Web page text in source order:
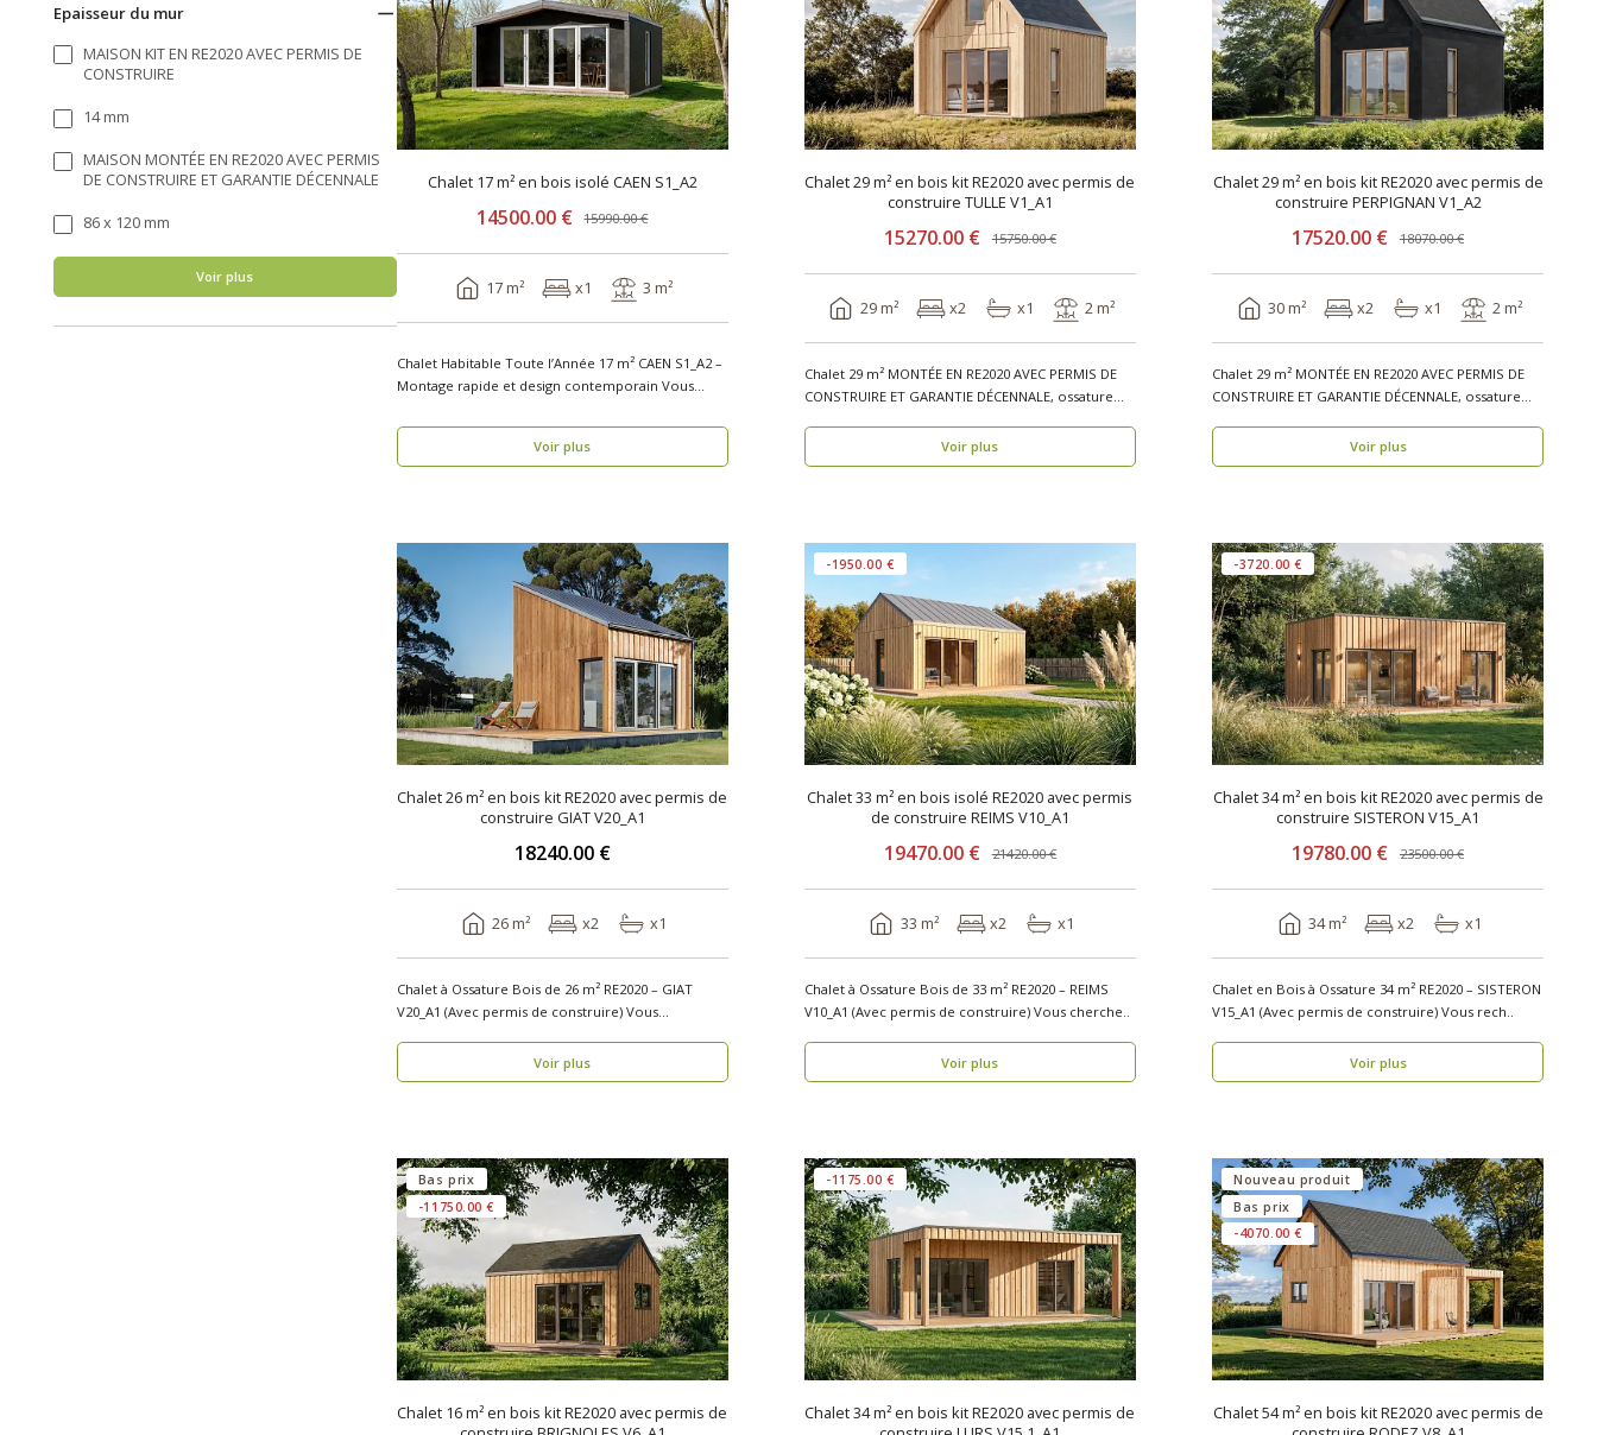
Epaisseur du mur
MAISON KIT EN RE2020 AVEC PERMIS DE
CONSTRUIRE
14 mm
MAISON MONTÉE EN RE2020 AVEC PERMIS
DE CONSTRUIRE ET GARANTIE DÉCENNALE
86 x 120 mm
Voir plus
Chalet 17 m² en bois isolé CAEN S1_A2
14500.00 € 15990.00 €
17 m² x1 3 m²
Chalet Habitable Toute l’Année 17 m² CAEN S1_A2 –
Montage rapide et design contemporain Vous
Voir plus
Chalet 29 m² en bois kit RE2020 avec permis de
construire TULLE V1_A1
15270.00 € 15750.00 €
29 m² x2 x1 2 m²
Chalet 29 m² MONTÉE EN RE2020 AVEC PERMIS DE
CONSTRUIRE ET GARANTIE DÉCENNALE, ossature
Voir plus
Chalet 29 m² en bois kit RE2020 avec permis de
construire PERPIGNAN V1_A2
17520.00 € 18070.00 €
30 m² x2 x1 2 m²
Chalet 29 m² MONTÉE EN RE2020 AVEC PERMIS DE
CONSTRUIRE ET GARANTIE DÉCENNALE, ossature
Voir plus
Chalet 26 m² en bois kit RE2020 avec permis de
construire GIAT V20_A1
18240.00 €
26 m² x2 x1
Chalet à Ossature Bois de 26 m² RE2020 – GIAT
V20_A1 (Avec permis de construire) Vous
Voir plus
-1950.00 €
Chalet 33 m² en bois isolé RE2020 avec permis
de construire REIMS V10_A1
19470.00 € 21420.00 €
33 m² x2 x1
Chalet à Ossature Bois de 33 m² RE2020 – REIMS
V10_A1 (Avec permis de construire) Vous cherche..
Voir plus
-3720.00 €
Chalet 34 m² en bois kit RE2020 avec permis de
construire SISTERON V15_A1
19780.00 € 23500.00 €
34 m² x2 x1
Chalet en Bois à Ossature 34 m² RE2020 – SISTERON
V15_A1 (Avec permis de construire) Vous rech..
Voir plus
Bas prix
-11750.00 €
Chalet 16 m² en bois kit RE2020 avec permis de
-1175.00 €
Chalet 34 m² en bois kit RE2020 avec permis de
Nouveau produit
Bas prix
-4070.00 €
Chalet 54 m² en bois kit RE2020 avec permis de